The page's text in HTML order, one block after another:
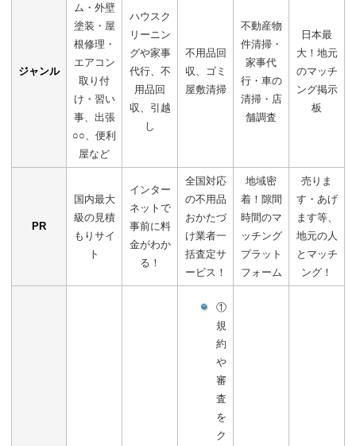
ジャンル
ム・外壁
塗装・屋
根修理・
エアコン
取り付
け・習い
事、出張
○○、便利
屋など
ハウスク
リーニン
グや家事
代行、不
用品回
収、引越
し
不用品回
収、ゴミ
屋敷清掃
不動産物
件清掃・
家事代
行・車の
清掃・店
舗調査
日本最
大！地元
のマッチ
ング掲示
板
PR
国内最大
級の見積
もりサイ
ト
インター
ネットで
事前に料
金がわか
る！
全国対応
の不用品
おかたづ
け業者一
括査定サ
ービス！
地域密
着！隙間
時間のマ
ッチング
プラット
フォーム
売りま
す・あげ
ます等、
地元の人
とマッチ
ング！
①
規
約
や
審
査
を
ク